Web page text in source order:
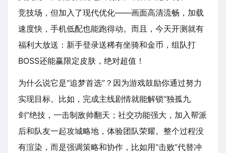
竞技场，但加入了现代优化——画面高清流畅，加载
速度快，手机低配也能跑得动。而且，今天开测就有
福利大放送：新手登录送稀有坐骑和金币，组队打
BOSS还能赢限定皮肤，绝对超值！
为什么说它是“追梦首选”？因为游戏鼓励你通过努力
实现目标。比如，完成主线剧情就能解锁“独孤九
剑”绝技，一击制敌帅翻天；社交功能强大，加入帮派
后和队友一起攻城略地，体验团队荣耀。整个过程没
有渲染，而是强调策略和协作，比如用“击败”代替冲